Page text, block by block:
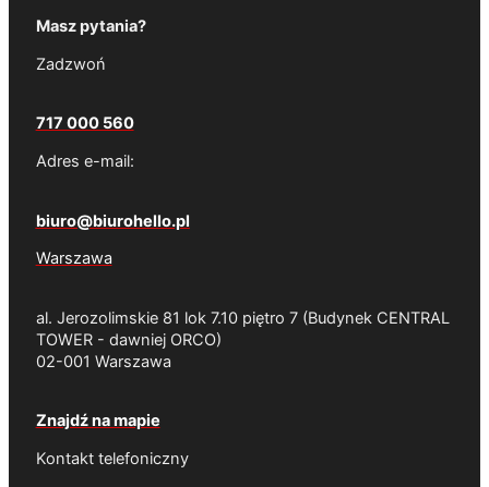
Masz pytania?
Zadzwoń
717 000 560
Adres e-mail:
biuro@biurohello.pl
Warszawa
al. Jerozolimskie 81 lok 7.10 piętro 7 (Budynek CENTRAL
TOWER - dawniej ORCO)
02-001 Warszawa
Znajdź na mapie
Kontakt telefoniczny